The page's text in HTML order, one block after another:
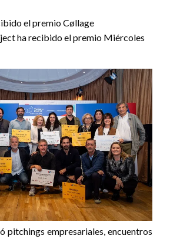
el premio Cøllage
ha recibido el premio Miércoles
pitchings empresariales, encuentros